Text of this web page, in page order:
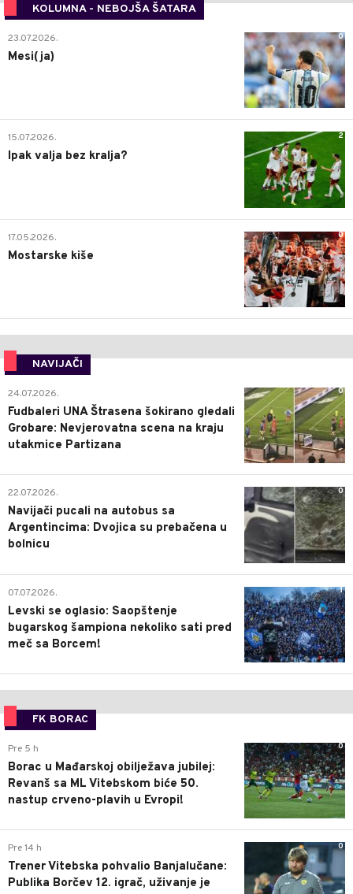
KOLUMNA - NEBOJŠA ŠATARA
0
23.07.2026.
Mesi(ja)
2
15.07.2026.
Ipak valja bez kralja?
0
17.05.2026.
Mostarske kiše
NAVIJAČI
0
24.07.2026.
Fudbaleri UNA Štrasena šokirano gledali
Grobare: Nevjerovatna scena na kraju
utakmice Partizana
0
22.07.2026.
Navijači pucali na autobus sa
Argentincima: Dvojica su prebačena u
bolnicu
1
07.07.2026.
Levski se oglasio: Saopštenje
bugarskog šampiona nekoliko sati pred
meč sa Borcem!
FK BORAC
0
Pre 5 h
Borac u Mađarskoj obilježava jubilej:
Revanš sa ML Vitebskom biće 50.
nastup crveno-plavih u Evropi!
0
Pre 14 h
Trener Vitebska pohvalio Banjalučane:
Publika Borčev 12. igrač, uživanje je